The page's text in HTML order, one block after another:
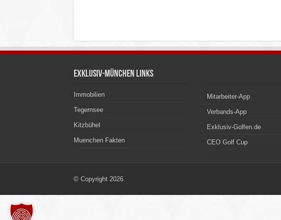
Exklusiv-München Links
Immobilien
Tegernsee
Kitzbühel
Muenchen Fakten
Mitarbeiter-App
Verbands-App
Exklusiv-Golfen.de
CEO Golf Cup
© Copyright 2026